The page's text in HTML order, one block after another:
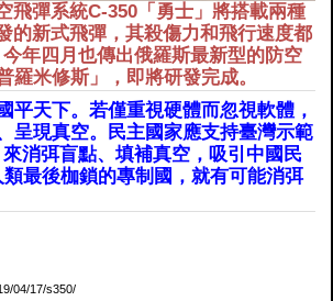
飛彈系統C-350「勇士」將搭載兩種
的新式飛彈，其殺傷力和飛行速度都
年四月也傳出俄羅斯最新型的防空
羅米修斯」，即將研發完成。
平天下。若僅重視硬體而忽視軟體，
呈現真空。民主國家應支持臺灣示範
來消弭盲點、填補真空，吸引中國民
最後枷鎖的專制國，就有可能消弭
04/17/s350/